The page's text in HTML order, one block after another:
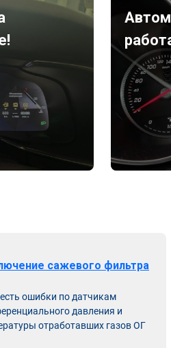
сажевого фильтра
ошибки по датчикам
давления и
отработавших газов ОГ